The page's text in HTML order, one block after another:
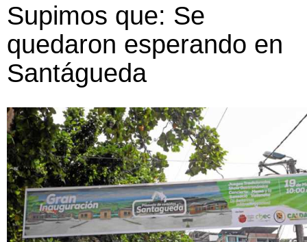
Supimos que: Se
quedaron esperando en
Santágueda